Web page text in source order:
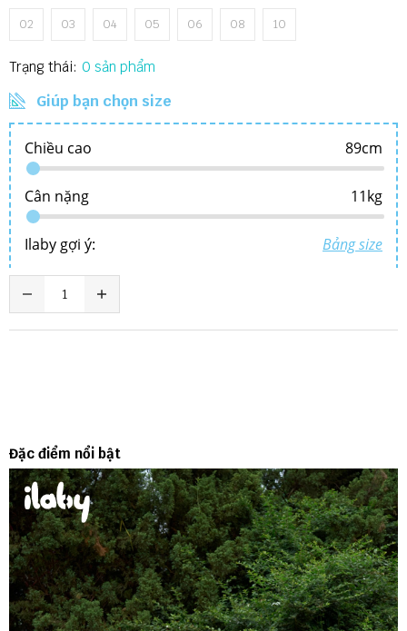
02 03 04 05 06 08 10
Giúp bạn chọn size
Đặc điểm nổi bật
Trạng thái: 0